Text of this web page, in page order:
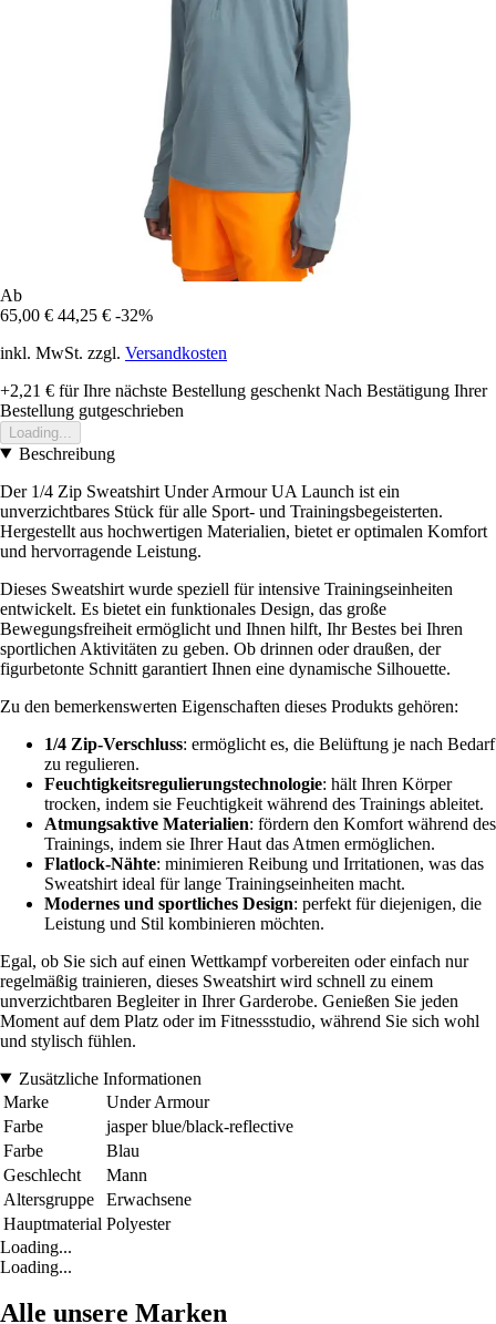
Ab
65,00 € 44,25 € -32%
inkl. MwSt. zzgl. Versandkosten
+2,21 € für Ihre nächste Bestellung geschenkt Nach Bestätigung Ihrer
Bestellung gutgeschrieben
Loading...
Beschreibung
Der 1/4 Zip Sweatshirt Under Armour UA Launch ist ein
unverzichtbares Stück für alle Sport- und Trainingsbegeisterten.
Hergestellt aus hochwertigen Materialien, bietet er optimalen Komfort
und hervorragende Leistung.
Dieses Sweatshirt wurde speziell für intensive Trainingseinheiten
entwickelt. Es bietet ein funktionales Design, das große
Bewegungsfreiheit ermöglicht und Ihnen hilft, Ihr Bestes bei Ihren
sportlichen Aktivitäten zu geben. Ob drinnen oder draußen, der
figurbetonte Schnitt garantiert Ihnen eine dynamische Silhouette.
Zu den bemerkenswerten Eigenschaften dieses Produkts gehören:
1/4 Zip-Verschluss: ermöglicht es, die Belüftung je nach Bedarf
zu regulieren.
Feuchtigkeitsregulierungstechnologie: hält Ihren Körper
trocken, indem sie Feuchtigkeit während des Trainings ableitet.
Atmungsaktive Materialien: fördern den Komfort während des
Trainings, indem sie Ihrer Haut das Atmen ermöglichen.
Flatlock-Nähte: minimieren Reibung und Irritationen, was das
Sweatshirt ideal für lange Trainingseinheiten macht.
Modernes und sportliches Design: perfekt für diejenigen, die
Leistung und Stil kombinieren möchten.
Egal, ob Sie sich auf einen Wettkampf vorbereiten oder einfach nur
regelmäßig trainieren, dieses Sweatshirt wird schnell zu einem
unverzichtbaren Begleiter in Ihrer Garderobe. Genießen Sie jeden
Moment auf dem Platz oder im Fitnessstudio, während Sie sich wohl
und stylisch fühlen.
Zusätzliche Informationen
Marke
Under Armour
Farbe
jasper blue/black-reflective
Farbe
Blau
Geschlecht
Mann
Altersgruppe
Erwachsene
Hauptmaterial Polyester
Loading...
Loading...
Alle unsere Marken